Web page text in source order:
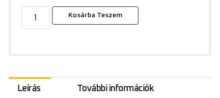
Kosárba Teszem
Leírás További információk